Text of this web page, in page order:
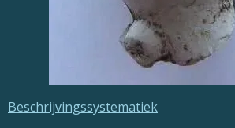
Beschrijvingssystematiek